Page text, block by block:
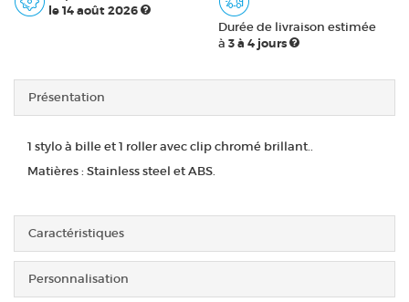
le 14 août 2026
Durée de livraison estimée
à 3 à 4 jours
Présentation
1 stylo à bille et 1 roller avec clip chromé brillant..
Matières : Stainless steel et ABS.
Caractéristiques
Personnalisation